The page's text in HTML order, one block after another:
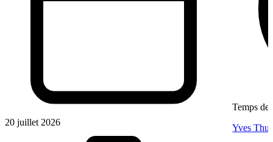
20 juillet 2026
Temps de
Yves